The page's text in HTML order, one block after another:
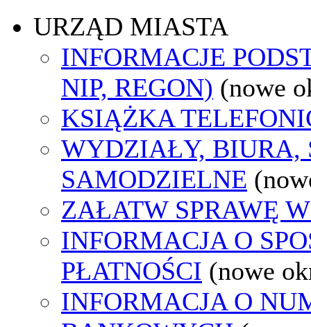
URZĄD MIASTA
INFORMACJE
NIP, REGON) (nowe
KSIĄŻKA
WYDZIAŁY, BIURA,
SAMODZIELNE
ZAŁATW SPRAWĘ
INFORMACJA O
PŁATNOŚCI (nowe
INFORMACJA O